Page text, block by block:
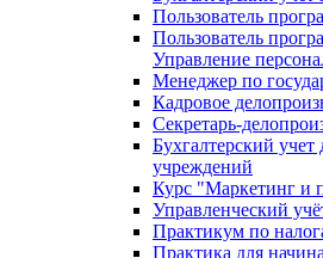
Пользователь
Пользователь
Управление
Менеджер по
Кадровое
Секретарь-
Бухгалтерский
учреждений
Курс "Маркетинг и
Управленческий
Практикум по
Практика для